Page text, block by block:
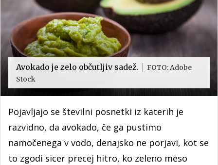
Avokado je zelo občutljiv sadež.
FOTO: Adobe
Stock
Pojavljajo se številni posnetki iz katerih je
razvidno, da avokado, če ga pustimo
namočenega v vodo, denajsko ne porjavi, kot se
to zgodi sicer precej hitro, ko zeleno meso